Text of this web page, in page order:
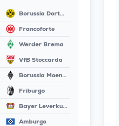
Borussia Dortmund
Francoforte
Werder Brema
VfB Stoccarda
Borussia Moenchengladbach
Friburgo
Bayer Leverkusen
Amburgo